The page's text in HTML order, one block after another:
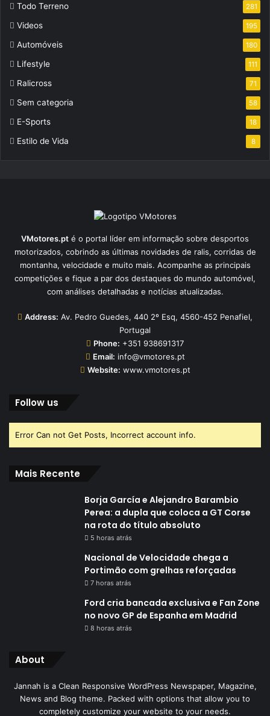
Todo Terreno 281
Videos 195
Automóveis 180
Lifestyle 111
Ralicross 71
Sem categoria 58
E-Sports 18
Estilo de Vida 8
VMotores.pt é o portal líder em informação sobre desportos
motorizados, cobrindo as últimas novidades de ralis, corridas de
montanha, velocidade e muito mais. Acompanhe as principais
competições e fique a par dos destaques do mundo automóvel,
com análises detalhadas e notícias atualizadas.
Address: Av. Pedro Guedes, 440 2º Esq, 4560-452 Penafiel,
Portugal
Phone: +351 938691317
Email: info@vmotores.pt
Website: www.vmotores.pt
Follow us
Error Can not Get Posts, Incorrect account info.
Mais Recente
Borja García e Alejandro Barambio
Perea: a dupla que coloca a GT Corse
na rota do título absoluto
5 horas atrás
Nacional de Velocidade chega a
Portimão com grelhas reforçadas
7 horas atrás
Ford cria bancada exclusiva e Fan Zone
no novo GP de Espanha em Madrid
8 horas atrás
About
Jannah is a Clean Responsive WordPress Newspaper, Magazine,
News and Blog theme. Packed with options that allow you to
completely customize your website to your needs.